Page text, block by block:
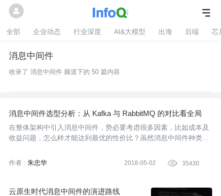
全部 企业动态 行业深度 AI&大模型 出海 后端 芯
消息中间件
收录了 消息中间件 频道下的 50 篇内容
消息中间件选型分析：从 Kafka 与 RabbitMQ 的对比看全局
在整体架构中引入消息中间件，势必要考虑很多因素，比如成本及
收益问题，怎么样才能达到最优的性价比？虽然消息中间件种类繁
最好的方式。如果你对此感到无所适从，本文或许可以参考一二。
作者 : 朱忠华 2018-05-02  35430
云原生时代消息中间件的演进路线